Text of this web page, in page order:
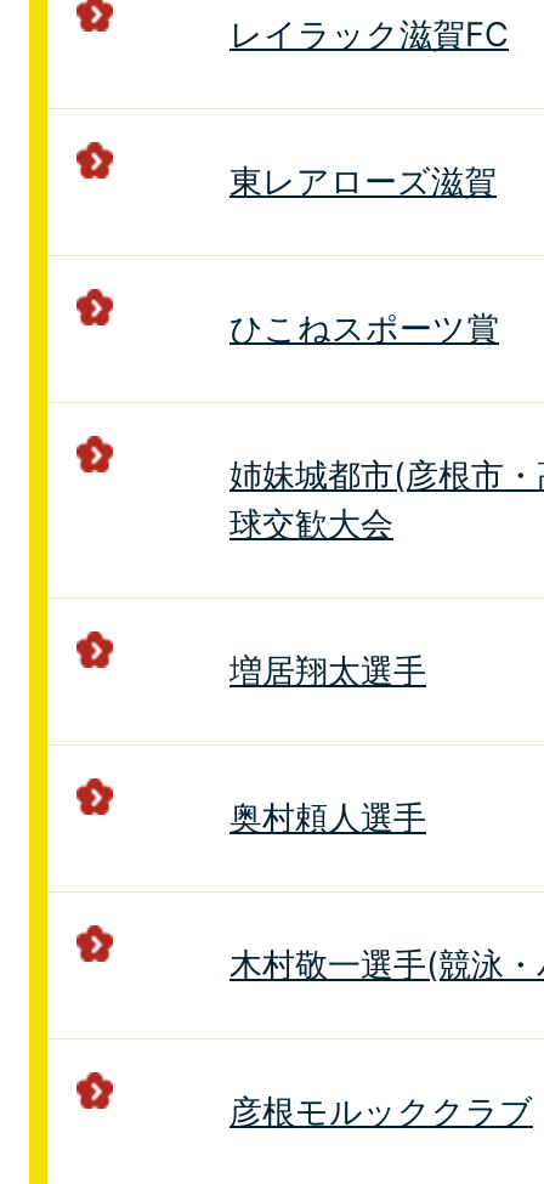
レイラック滋賀FC
東レアローズ滋賀
ひこねスポーツ賞
姉妹城都市(彦根市
球交歓大会
増居翔太選手
奥村頼人選手
木村敬一選手(競泳
彦根モルッククラブ